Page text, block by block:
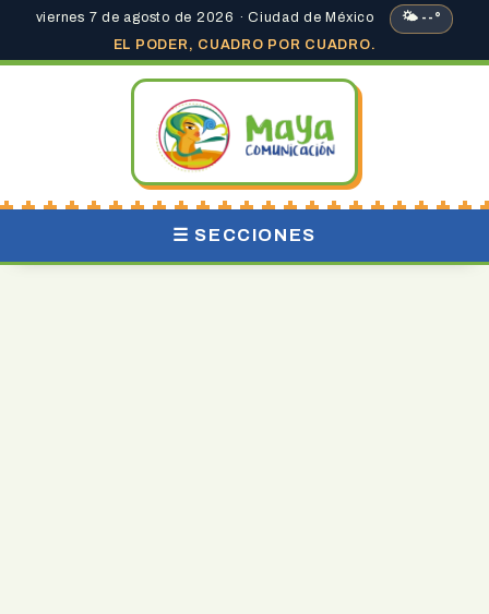
viernes 7 de agosto de 2026 · Ciudad de México
🌤 --°
EL PODER, CUADRO POR CUADRO.
☰ SECCIONES